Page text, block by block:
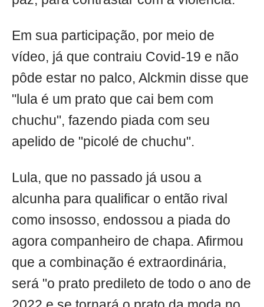
Em sua participação, por meio de
vídeo, já que contraiu Covid-19 e não
pôde estar no palco, Alckmin disse que
"lula é um prato que cai bem com
chuchu", fazendo piada com seu
apelido de "picolé de chuchu".
Lula, que no passado já usou a
alcunha para qualificar o então rival
como insosso, endossou a piada do
agora companheiro de chapa. Afirmou
que a combinação é extraordinária,
será "o prato predileto de todo o ano de